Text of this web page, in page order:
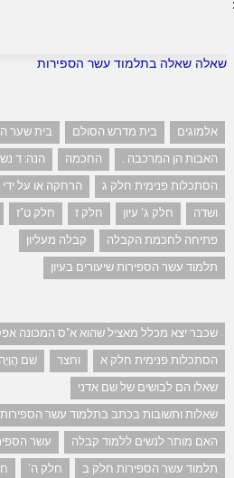
שאלה שאלה בתלמוד עשר הספירות
אלמוגים בית מדרש הסולם בית שער
האבות הן המרכבה .
החכמה
הנה: ד
הסתכלות פנימית חלק ג
הרחקה או על
ושדה
חלק ג' עיון חלק ז חלק ט"ז
פתיחה לחכמת הקבלה
קבלה מעליון
תלמוד עשר הספירות שיעורים בעיון
שכבר יצא מכלל מאציל שהוא א"ס המכונה
הסתכלות פנימית חלק א
וחצר שם
שאלו הם לבושים של שם אדני
שאלות ותשובות בכתב בתלמוד עשר
האם מותר לנשים ללמוד קבלה
עשר
תלמוד עשר הספירות חלק ב
חלק ה'